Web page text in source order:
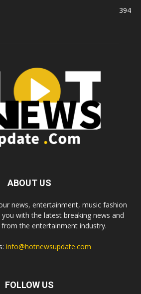
394
ABOUT US
news, entertainment, music fashion
with the latest breaking news and
the entertainment industry.
info@hotnewsupdate.com
FOLLOW US